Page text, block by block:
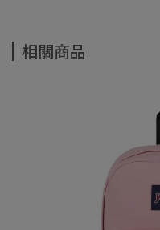
相關商品